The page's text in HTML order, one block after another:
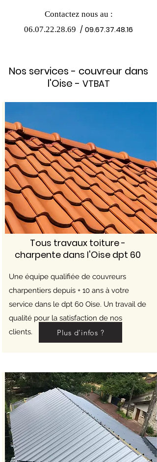
Contactez nous au :
06.07.22.28.69 /09.67.37.48.16
Nos services - couvreur dans
l'Oise - VTBAT
Tous travaux toiture -
charpente dans l'Oise dpt 60
Une équipe qualifiée de couvreurs
charpentiers depuis + 10 ans à votre
service dans le dpt 60 Oise. Un travail de
qualité pour la satisfaction de nos
clients.
Plus d'infos ?